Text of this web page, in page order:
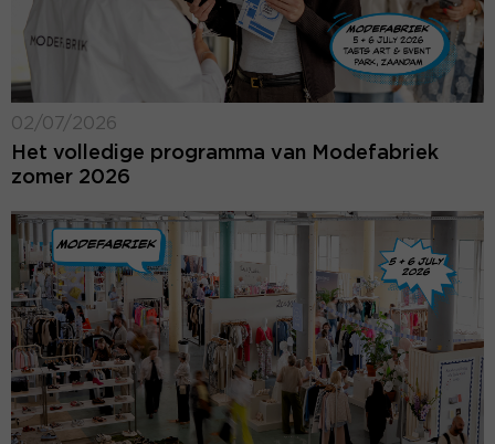
02/07/2026
Het volledige programma van Modefabriek
zomer 2026